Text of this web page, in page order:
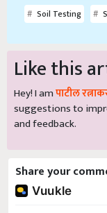
Soil Testing
Like this
Hey! I amपाटील
suggestions to
and feedback.
Share your